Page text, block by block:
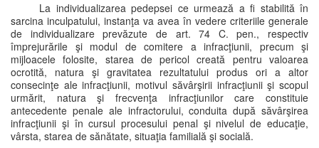
La individualizarea pedepsei ce urmează a fi stabilită în
sarcina inculpatului, instanţa va avea în vedere criteriile generale
de individualizare prevăzute de art. 74 C. pen., respectiv
împrejurările şi modul de comitere a infracţiunii, precum şi
mijloacele folosite, starea de pericol creată pentru valoarea
ocrotită, natura şi gravitatea rezultatului produs ori a altor
consecinţe ale infracţiunii, motivul săvârşirii infracţiunii şi scopul
urmărit, natura şi frecvenţa infracţiunilor care constituie
antecedente penale ale infractorului, conduita după săvârşirea
infracţiunii şi în cursul procesului penal şi nivelul de educaţie,
vârsta, starea de sănătate, situaţia familială şi socială.